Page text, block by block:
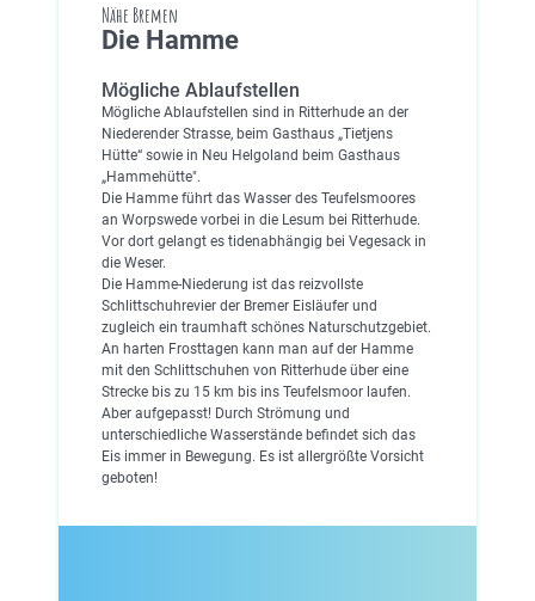
Nähe Bremen
Die Hamme
Mögliche Ablaufstellen
Mögliche Ablaufstellen sind in Ritterhude an der
Niederender Strasse, beim Gasthaus „Tietjens
Hütte“ sowie in Neu Helgoland beim Gasthaus
„Hammehütte".
Die Hamme führt das Wasser des Teufelsmoores
an Worpswede vorbei in die Lesum bei Ritterhude.
Vor dort gelangt es tidenabhängig bei Vegesack in
die Weser.
Die Hamme-Niederung ist das reizvollste
Schlittschuhrevier der Bremer Eisläufer und
zugleich ein traumhaft schönes Naturschutzgebiet.
An harten Frosttagen kann man auf der Hamme
mit den Schlittschuhen von Ritterhude über eine
Strecke bis zu 15 km bis ins Teufelsmoor laufen.
Aber aufgepasst! Durch Strömung und
unterschiedliche Wasserstände befindet sich das
Eis immer in Bewegung. Es ist allergrößte Vorsicht
geboten!